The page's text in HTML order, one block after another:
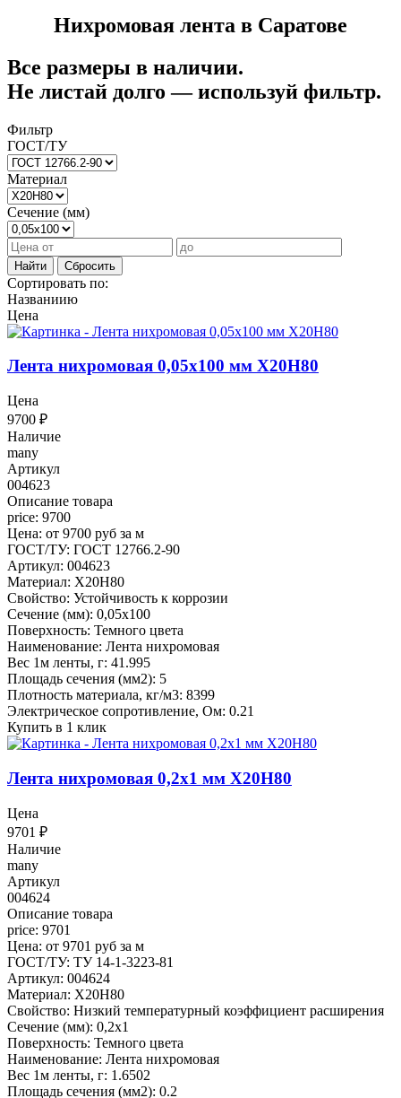
Нихромовая лента в Саратове
Все размеры в наличии.
Не листай долго — используй фильтр.
Фильтр
ГОСТ/ТУ
Материал
Сечение (мм)
Найти Сбросить
Сортировать по:
Названиию
Цена
Лента нихромовая 0,05x100 мм Х20Н80
Цена
9700 ₽
Наличие
many
Артикул
004623
Описание товара
price: 9700
Цена: от 9700 руб за м
ГОСТ/ТУ: ГОСТ 12766.2-90
Артикул: 004623
Материал: Х20Н80
Свойство: Устойчивость к коррозии
Сечение (мм): 0,05x100
Поверхность: Темного цвета
Наименование: Лента нихромовая
Вес 1м ленты, г: 41.995
Площадь сечения (мм2): 5
Плотность материала, кг/м3: 8399
Электрическое сопротивление, Ом: 0.21
Купить в 1 клик
Лента нихромовая 0,2x1 мм Х20Н80
Цена
9701 ₽
Наличие
many
Артикул
004624
Описание товара
price: 9701
Цена: от 9701 руб за м
ГОСТ/ТУ: ТУ 14-1-3223-81
Артикул: 004624
Материал: Х20Н80
Свойство: Низкий температурный коэффициент расширения
Сечение (мм): 0,2x1
Поверхность: Темного цвета
Наименование: Лента нихромовая
Вес 1м ленты, г: 1.6502
Площадь сечения (мм2): 0.2